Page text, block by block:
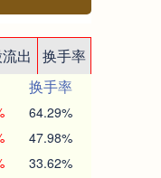
出
换手率
换手率
64.29%
47.98%
33.62%